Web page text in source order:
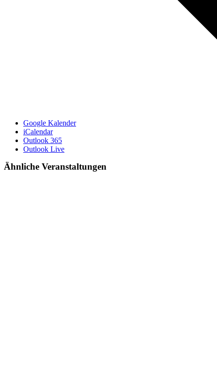
Google Kalender
iCalendar
Outlook 365
Outlook Live
Ähnliche Veranstaltungen